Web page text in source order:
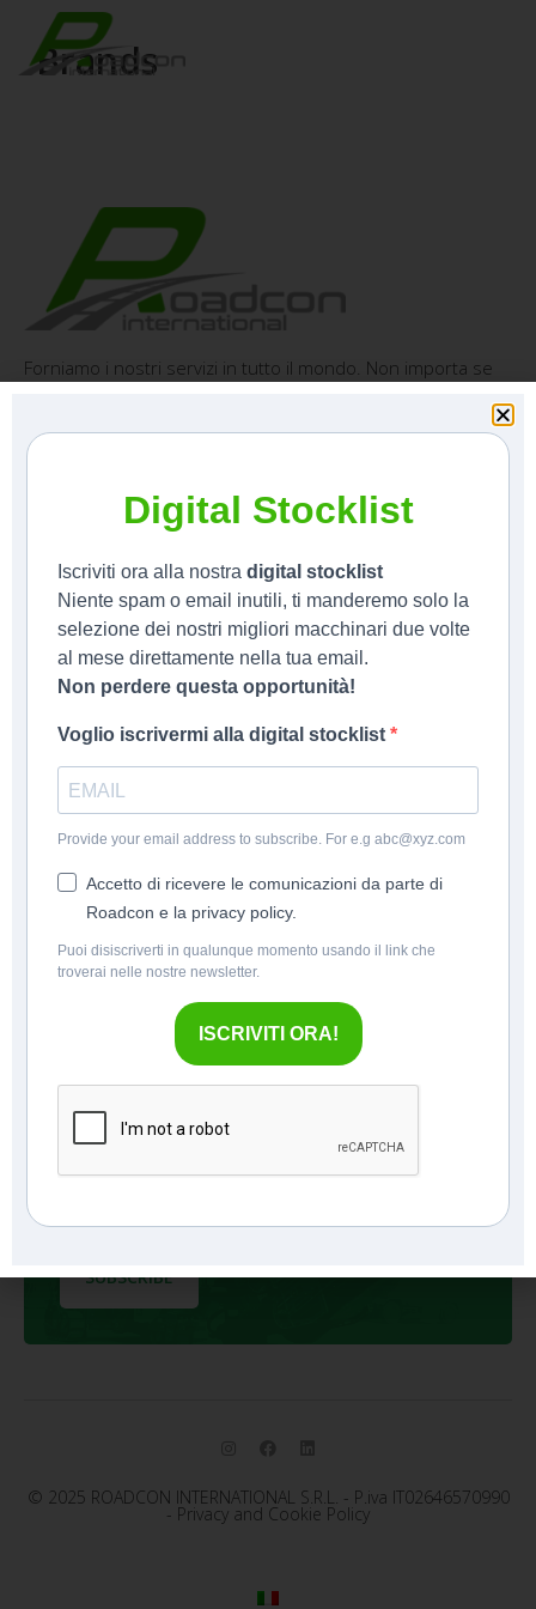
Brands
Forniamo i nostri servizi in tutto il mondo. Non importa se
adeguata.
Home
Nuovo
Usato
Noleggio
Contatti
Contatti
Via Novi 34/A, 15060, Basaluzzo(AL)
info@roadconinternational.com
+39 0143 346356
Vendite +39 331 6394871
Vendite +39 340 848 7484
Iscriviti alla nostraStocklist
© 2025 ROADCON INTERNATIONAL S.R.L. - P.iva IT02646570990
- Privacy and Cookie Policy
Digital Stocklist
Iscriviti ora alla nostra digital stocklist
Niente spam o email inutili, ti manderemo solo la
selezione dei nostri migliori macchinari due volte
al mese direttamente nella tua email.
Non perdere questa opportunità!
Voglio iscrivermi alla digital stocklist
Provide your email address to subscribe. For e.g abc@xyz.com
Accetto di ricevere le comunicazioni da parte di
Roadcon e la privacy policy.
Puoi disiscriverti in qualunque momento usando il link che
troverai nelle nostre newsletter.
ISCRIVITI ORA!